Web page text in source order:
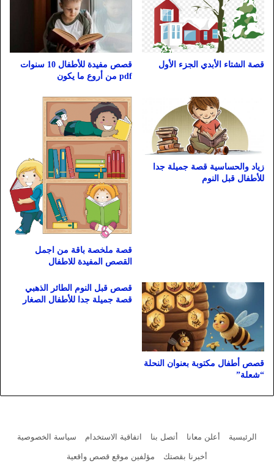
قصة الشتاء الأبدي الجزء الأول
قصص مفيدة للأطفال 10 سنوات
pdf من أروع ما يكون
زياد والحساسية قصة جميلة جدا
للأطفال قبل النوم
قصة ملخصة باقة من اجمل
القصص المفيدة للاطفال
قصص أطفال مكتوبة بعنوان النحلة
“شعلة”
قصص قبل النوم الطائر الذهبي
قصة جميلة جدا للأطفال الصغار
الرئيسية أعلن معانا أتصل بنا اتفاقية الاستخدام
سياسة الخصوصية
أخبرنا بقصتك
مؤلفين موقع قصص واقعية